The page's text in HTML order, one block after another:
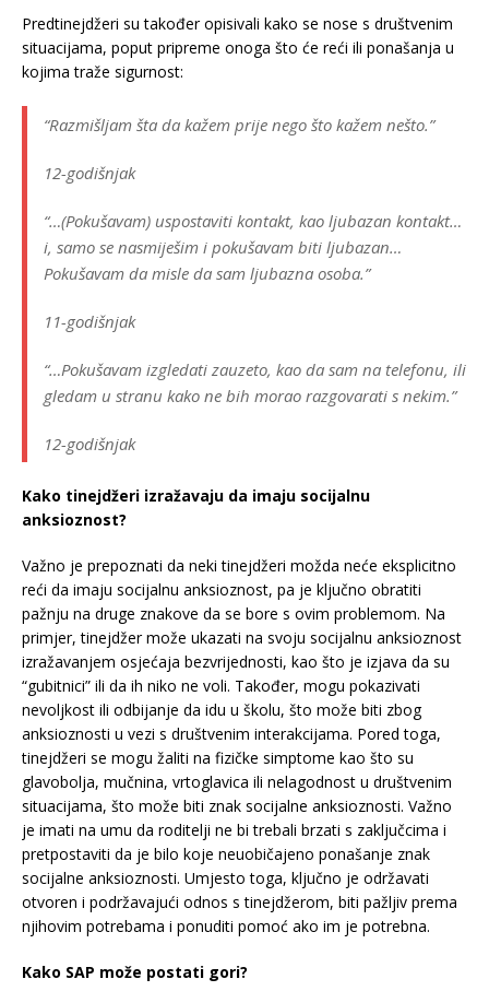
Predtinejdžeri su također opisivali kako se nose s društvenim
situacijama, poput pripreme onoga što će reći ili ponašanja u
kojima traže sigurnost:
“Razmišljam šta da kažem prije nego što kažem nešto.”
12-godišnjak
“…(Pokušavam) uspostaviti kontakt, kao ljubazan kontakt…
i, samo se nasmiješim i pokušavam biti ljubazan…
Pokušavam da misle da sam ljubazna osoba.”
11-godišnjak
“…Pokušavam izgledati zauzeto, kao da sam na telefonu, ili
gledam u stranu kako ne bih morao razgovarati s nekim.”
12-godišnjak
Kako tinejdžeri izražavaju da imaju socijalnu
anksioznost?
Važno je prepoznati da neki tinejdžeri možda neće eksplicitno
reći da imaju socijalnu anksioznost, pa je ključno obratiti
pažnju na druge znakove da se bore s ovim problemom. Na
primjer, tinejdžer može ukazati na svoju socijalnu anksioznost
izražavanjem osjećaja bezvrijednosti, kao što je izjava da su
“gubitnici” ili da ih niko ne voli. Također, mogu pokazivati
nevoljkost ili odbijanje da idu u školu, što može biti zbog
anksioznosti u vezi s društvenim interakcijama. Pored toga,
tinejdžeri se mogu žaliti na fizičke simptome kao što su
glavobolja, mučnina, vrtoglavica ili nelagodnost u društvenim
situacijama, što može biti znak socijalne anksioznosti. Važno
je imati na umu da roditelji ne bi trebali brzati s zaključcima i
pretpostaviti da je bilo koje neuobičajeno ponašanje znak
socijalne anksioznosti. Umjesto toga, ključno je održavati
otvoren i podržavajući odnos s tinejdžerom, biti pažljiv prema
njihovim potrebama i ponuditi pomoć ako im je potrebna.
Kako SAP može postati gori?